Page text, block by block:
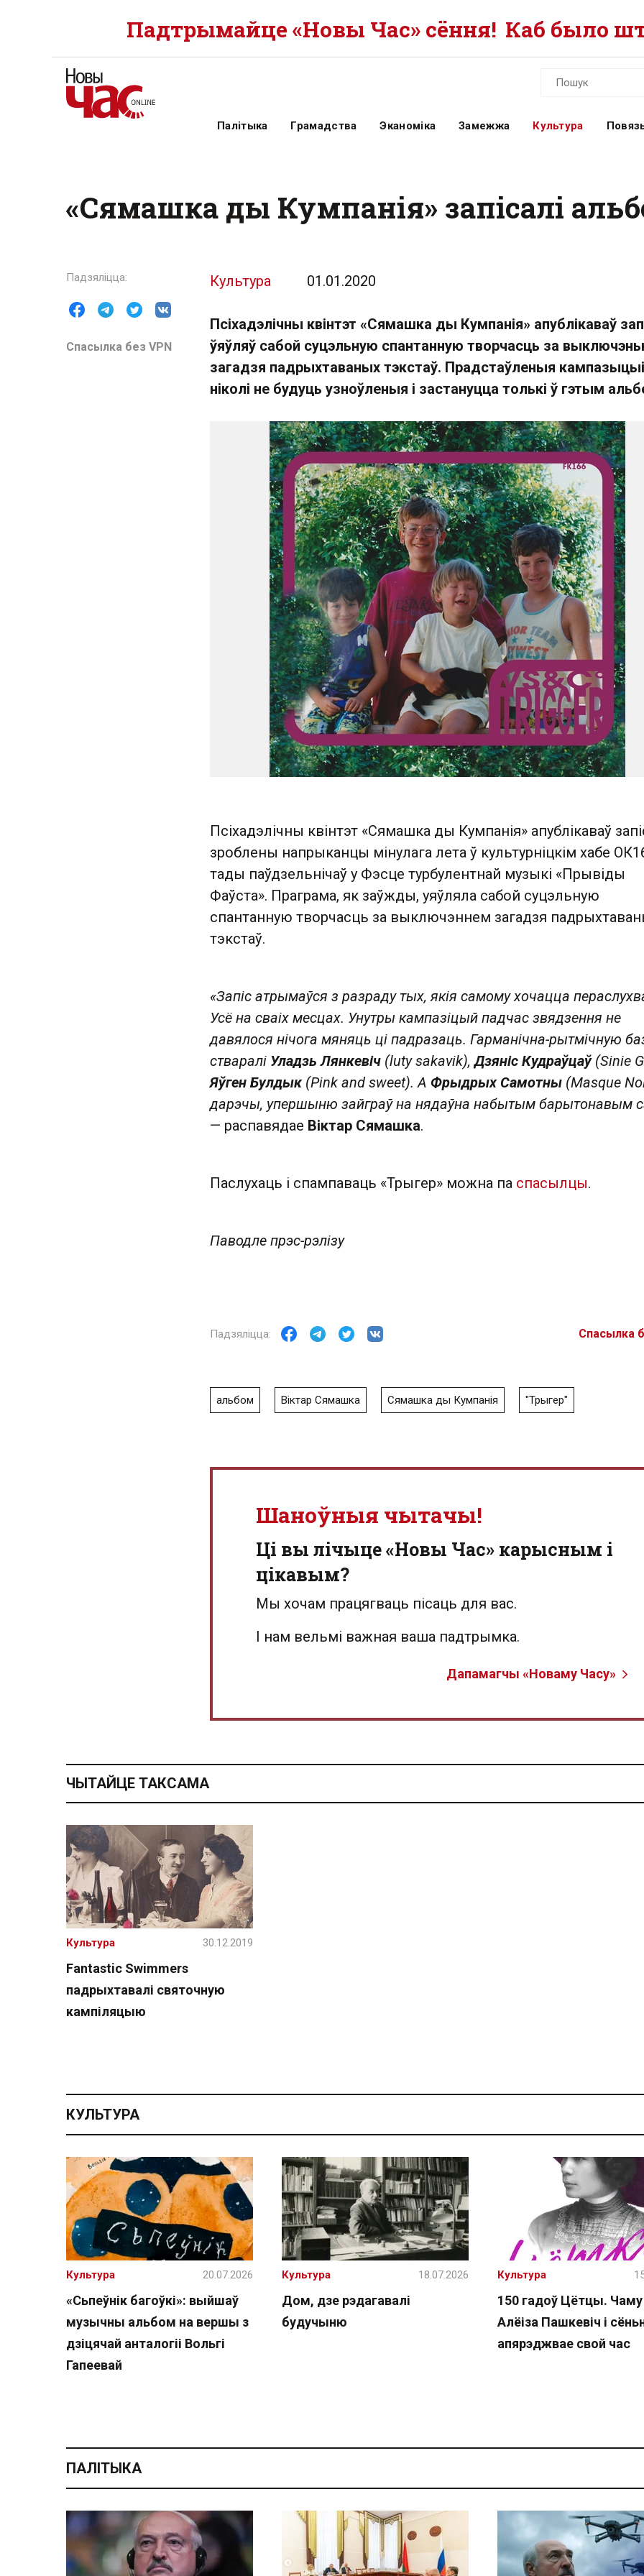
Падтрымайце «Новы Час» сёння! Каб было
Палітыка Грамадства Эканоміка Замежжа Культура
«Сямашка ды Кумпанія» запісалі
Спасылка без VPN
Культура 01.01.2020
Псіхадэлічны квінтэт «Сямашка ды Кумпанія» апублікаваў
ўяўляў сабой суцэльную спантанную творчасць за
загадзя падрыхтаваных тэкстаў. Прадстаўленыя кампазыцыі
ніколі не будуць узноўленыя і застануцца толькі ў гэтым
Псіхадэлічны квінтэт «Сямашка ды Кумп анія» апублікаваў
зроблены напрыканцы мінулага лета ў культурніцкім хабе
тады паўдзельнічаў у Фэсце турбулентнай музыкі «Прывіды
Фаўста». Праграма, як заўжды, уяўляла сабой суцэльную
спантанную творчасць за выключэннем загадзя
тэкстаў.
«Запіс атрымаўся з разраду тых, якія самому хочацца
Усё на сваіх месцах. Унутры кампазіцый падчас звядзення не
давялося нічога мяняць ці падразаць. Гарманічна-рытмічную
стваралі Уладзь Лянкевіч (luty sakavik),Дзяніc Кудраўцаў(Sinie
Яўген Булдык(Pink and sweet). А Фрыдрых Самотны (Masque
дарэчы, упершыню зайграў на нядаўна набытым барытонавым
— распавядае Віктар Сямашка.
Паслухац ь і спампаваць «Трыгер» можна па спасылцы.
Паводле прэс-рэлізу
Спасылка
альбом Віктар Сямашка Сямашка ды Кумпанія "Трыгер"
Шаноўныя чытачы!
Ці вы лічыце «Новы Час» карысным і
цікавым?
Мы хочам працягваць пісаць для вас.
І нам вельмі важная ваша падтрымка.
Дапамагчы «Новаму Часу»
ЧЫТАЙЦЕ ТАКСАМА
Fantastic Swimmers
падрыхтавалі святочную
кампіляцыю
Культура 30.12.2019
КУЛЬТУРА
«Сьпеўнік багоўкі»: выйшаў
музычны альбом на вершы з
дзіцячай анталогіі Вольгі
Гапеевай
Культура 20.07.2026
Дом, дзе рэдагавалі
будучыню
Культура 18.07.2026
150 гадоў Цётцы. Чаму
Алёіза Пашкевіч і
апярэджвае свой час
Культура
ПАЛІТЫКА